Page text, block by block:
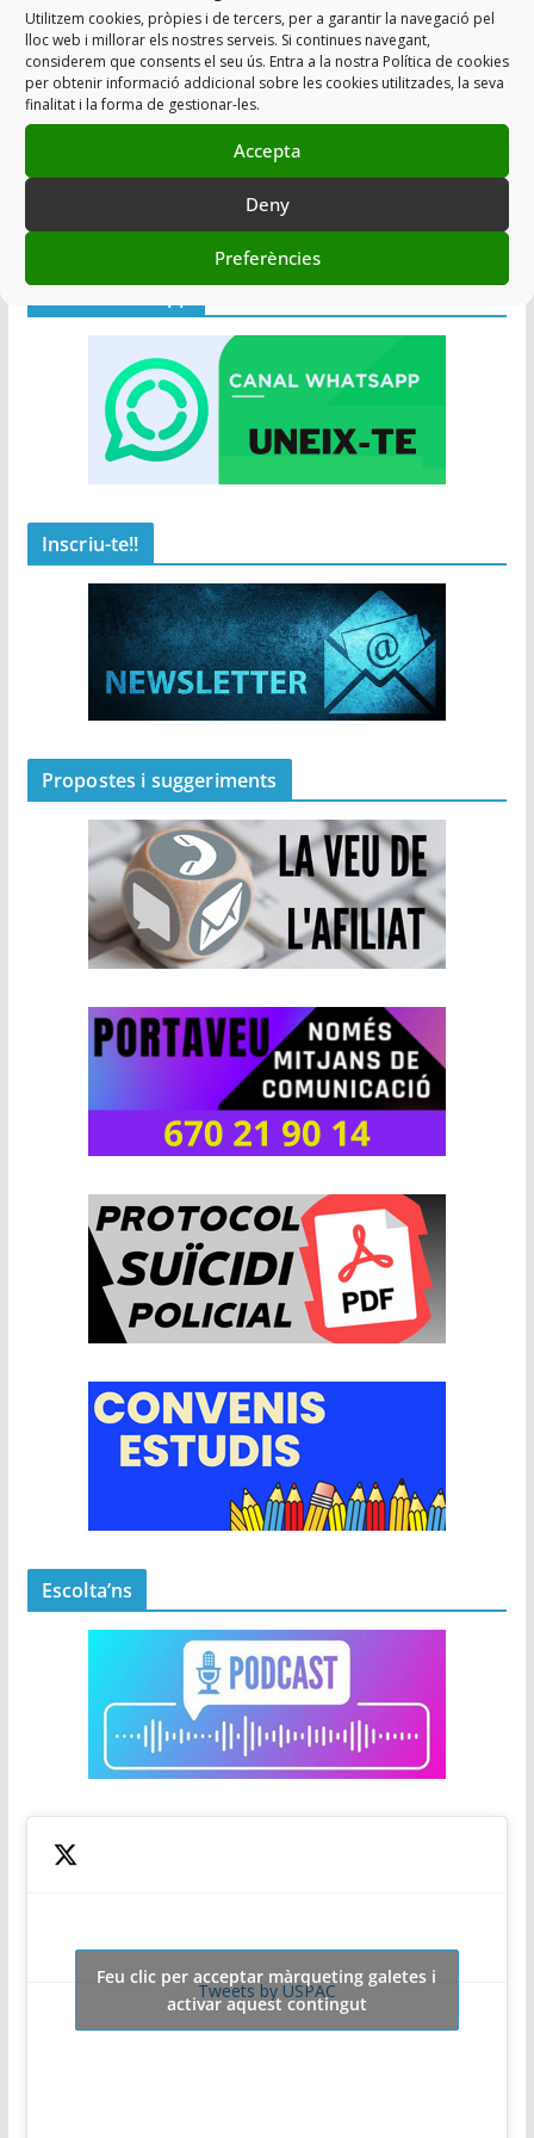
Utilitzem cookies, pròpies i de tercers, per a garantir la navegació pel
lloc web i millorar els nostres serveis. Si continues navegant,
considerem que consents el seu ús. Entra a la nostra Política de cookies
per obtenir informació addicional sobre les cookies utilitzades, la seva
finalitat i la forma de gestionar-les.
Accepta
Deny
Preferències
Afegir a Agenda
Inscriu-te!!
Propostes i suggeriments
Escolta’ns
Tweets by USPAC
Feu clic per acceptar màrqueting galetes i
activar aquest contingut